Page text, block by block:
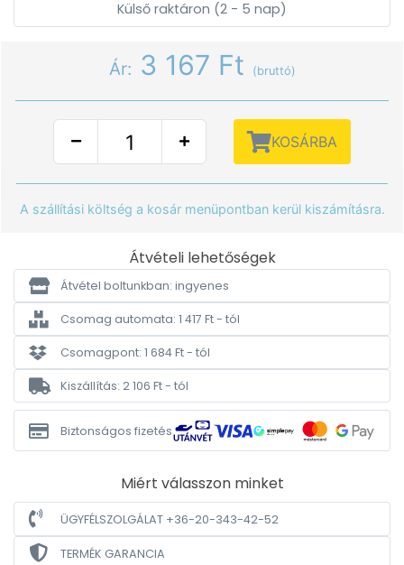
Külső raktáron (2 - 5 nap)
Ár: 3 167 Ft (bruttó)
KOSÁRBA
A szállítási költség a kosár menüpontban kerül kiszámításra.
Átvételi lehetőségek
Átvétel boltunkban: ingyenes
Csomag automata: 1 417 Ft - tól
Csomagpont: 1 684 Ft - tól
Kiszállítás: 2 106 Ft - tól
Biztonságos fizetés
Miért válasszon minket
ÜGYFÉLSZOLGÁLAT +36-20-343-42-52
TERMÉK GARANCIA